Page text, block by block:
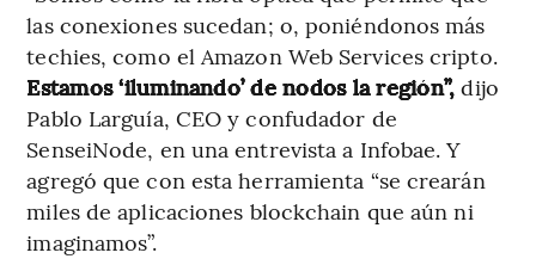
las conexiones sucedan; o, poniéndonos más
techies, como el Amazon Web Services cripto.
Estamos ‘iluminando’ de nodos la región”,dijo
Pablo Larguía, CEO y confudador de
SenseiNode, en una entrevista a Infobae. Y
agregó que con esta herramienta “se crearán
miles de aplicaciones blockchain que aún ni
imaginamos”.